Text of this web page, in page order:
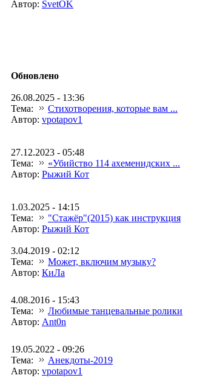
Автор: SvetOK
Обновлено
26.08.2025 - 13:36
Тема:
Стихотворения, которые вам ...
Автор: vpotapov1
27.12.2023 - 05:48
Тема:
«Убийство 114 ахеменидских ...
Автор: Рыжий Кот
1.03.2025 - 14:15
Тема:
"Стажёр"(2015) как инструкция
Автор: Рыжий Кот
3.04.2019 - 02:12
Тема:
Может, включим музыку?
Автор: КиЛа
4.08.2016 - 15:43
Тема:
Любимые танцевальные ролики
Автор: Ant0n
19.05.2022 - 09:26
Тема:
Анекдоты-2019
Автор: vpotapov1